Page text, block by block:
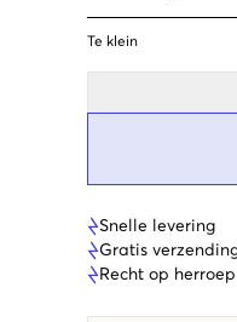
Te klein
Snelle levering
Gratis
Recht op